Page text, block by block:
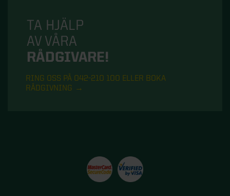
TA HJÄLP
AV VÅRA
RÅDGIVARE!
RING OSS PÅ 042-210 100 ELLER BOKA
RÅDGIVNING